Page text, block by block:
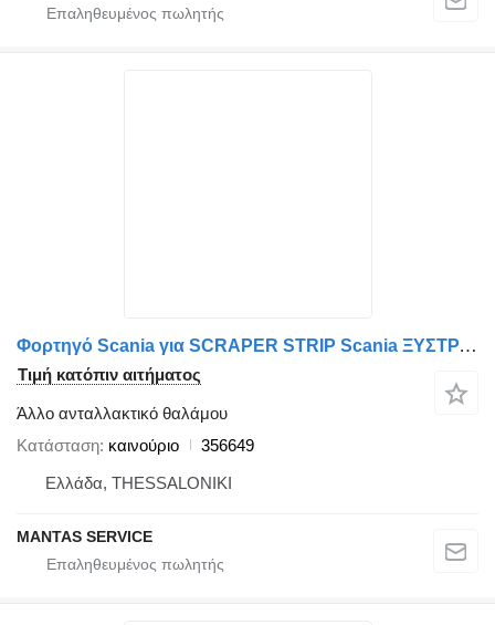
Φορτηγό Scania για SCRAPER STRIP Scania ΞΥΣΤΡΑ - MANTAS SERVICE | Ανταλλακτικά για Φορτηγά, Λεωφορεία, Κατασκευές 356649
Τιμή κατόπιν αιτήματος
Άλλο ανταλλακτικό θαλάμου
Κατάσταση καινούριο
356649
Ελλάδα, THESSALONIKI
MANTAS SERVICE